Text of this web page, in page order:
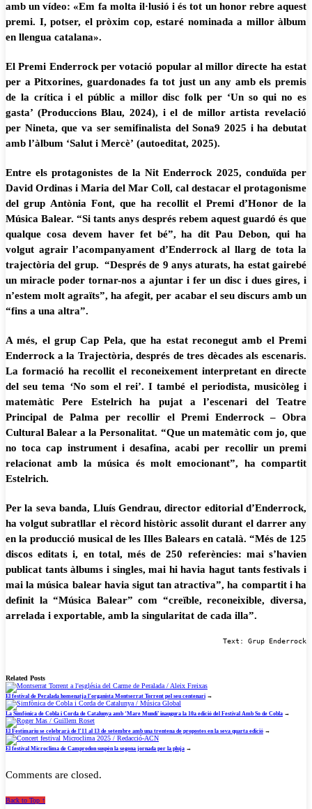
amb un vídeo: «Em fa molta il·lusió i és tot un honor rebre aquest
premi. I, potser, el pròxim cop, estaré nominada a millor àlbum
en llengua catalana».
El Premi Enderrock per votació popular al millor directe ha estat
per a Pitxorines, guardonades fa tot just un any amb els premis
de la crítica i el públic a millor disc folk per ‘Un so qui no es
gasta’ (Produccions Blau, 2024), i el de millor artista revelació
per Nineta, que va ser semifinalista del Sona9 2025 i ha debutat
amb l’àlbum ‘Salut i Mercè’ (autoeditat, 2025).
Entre els protagonistes de la Nit Enderrock 2025, conduïda per
David Ordinas i Maria del Mar Coll, cal destacar el protagonisme
del grup Antònia Font, que ha recollit el Premi d’Honor de la
Música Balear. “Si tants anys després rebem aquest guardó és que
qualque cosa devem haver fet bé”, ha dit Pau Debon, qui ha
volgut agrair l’acompanyament d’Enderrock al llarg de tota la
trajectòria del grup. “Després de 9 anys aturats, ha estat gairebé
un miracle poder tornar-nos a ajuntar i fer un disc i dues gires, i
n’estem molt agraïts”, ha afegit, per acabar el seu discurs amb un
“fins a una altra”.
A més, el grup Cap Pela, que ha estat reconegut amb el Premi
Enderrock a la Trajectòria, després de tres dècades als escenaris.
La formació ha recollit el reconeixement interpretant en directe
del seu tema ‘No som el rei’. I també el periodista, musicòleg i
matemàtic Pere Estelrich ha pujat a l’escenari del Teatre
Principal de Palma per recollir el Premi Enderrock – Obra
Cultural Balear a la Personalitat. “Que un matemàtic com jo, que
no toca cap instrument i desafina, acabi per recollir un premi
relacionat amb la música és molt emocionant”, ha compartit
Estelrich.
Per la seva banda, Lluís Gendrau, director editorial d’Enderrock,
ha volgut subratllar el rècord històric assolit durant el darrer any
en la producció musical de les Illes Balears en català. “Més de 125
discos editats i, en total, més de 250 referències: mai s’havien
publicat tants àlbums i singles, mai hi havia hagut tants festivals i
mai la música balear havia sigut tan atractiva”, ha compartit i ha
definit la “Música Balear” com “creïble, reconeixible, diversa,
arrelada i exportable, amb la singularitat de cada illa”.
Text: Grup Enderrock
Related Posts
El festival de Peralada homenatja l’organista Montserrat Torrent pel seu centenari →
La Simfònica de Cobla i Corda de Catalunya amb ‘Mare Mundi’ inaugura la 10a edició del Festival Amb So de Cobla →
El Festimariu se celebrarà de l’11 al 13 de setembre amb una trentena de propostes en la seva quarta edició →
El festival Microclima de Camprodon suspèn la segona jornada per la pluja →
Comments are closed.
Back to Top ↑